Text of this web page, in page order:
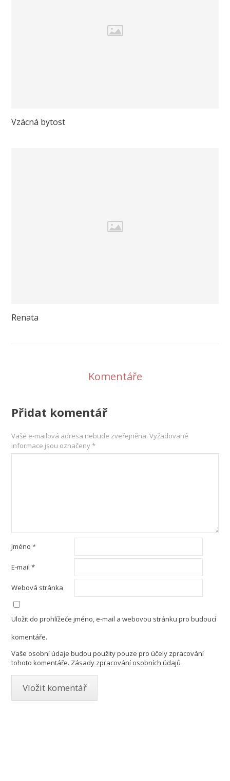
Vzácná bytost
Renata
Komentáře
Přidat komentář
Vaše e-mailová adresa nebude zveřejněna. Vyžadované
informace jsou označeny*
Jméno*
E-mail*
Webová stránka
Uložit do prohlížeče jméno, e-mail a webovou stránku pro budoucí
komentáře.
Vaše osobní údaje budou použity pouze pro účely zpracování
tohoto komentáře. Zásady zpracování osobních údajů